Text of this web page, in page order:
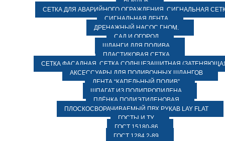
СЕТКА ДЛЯ АВАРИЙНОГО ОГРАЖДЕНИЯ, СИГНАЛЬНАЯ
СИГНАЛЬНАЯ ЛЕНТА
ДРЕНАЖНЫЙ НАСОС ГНОМ.
САД И ОГОРОД
ШЛАНГИ ДЛЯ ПОЛИВА
ПЛАСТИКОВАЯ СЕТКА
СЕТКА ФАСАДНАЯ. СЕТКА СОЛНЦЕЗАЩИТНАЯ
АКСЕССУАРЫ ДЛЯ ПОЛИВОЧНЫХ ШЛАНГОВ
ЛЕНТА “КАПЕЛЬНЫЙ ПОЛИВ”
ШПАГАТ ИЗ ПОЛИПРОПИЛЕНА
ПЛЁНКА ПОЛИЭТИЛЕНОВАЯ
ПЛОСКОСВОРАЧИВАЕМЫЙ ПВХ РУКАВ LAY FLAT
ГОСТЫ И ТУ
ГОСТ 15180-86
ГОСТ 1284.2-89